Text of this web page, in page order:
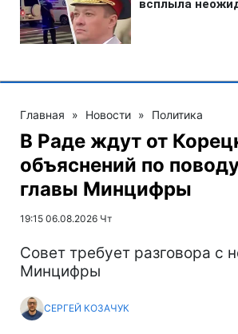
Главная » Новости » Политика
В Раде ждут от
объяснений по
главы Минцифры
19:15 06.08.2026 Чт
Совет требует разговора с
Минцифры
СЕРГЕЙ КОЗАЧУК